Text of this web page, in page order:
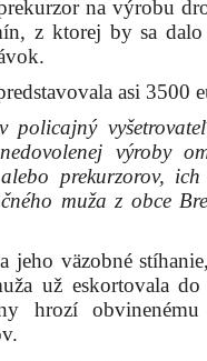
na výrobu
z ktorej by sa
asi 3500
policajný
výroby
prekurzorov,
muža z obce
jeho väzobné
už eskortovala
hrozí obvinenému